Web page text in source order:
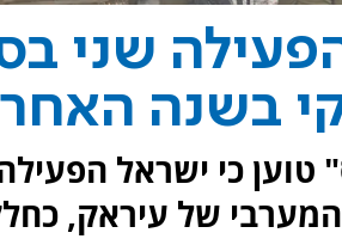
שני
בשנה
טוען כי ישראל
של עיראק,